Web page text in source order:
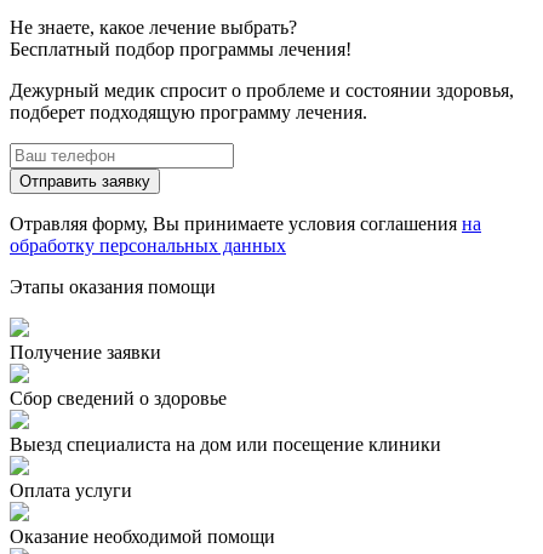
Не знаете, какое лечение выбрать?
Бесплатный подбор программы лечения!
Дежурный медик спросит о проблеме и состоянии здоровья,
подберет подходящую программу лечения.
Отправить заявку
Отравляя форму, Вы принимаете условия соглашения на
обработку персональных данных
Этапы оказания помощи
Получение заявки
Сбор сведений о здоровье
Выезд специалиста на дом или посещение клиники
Оплата услуги
Оказание необходимой помощи